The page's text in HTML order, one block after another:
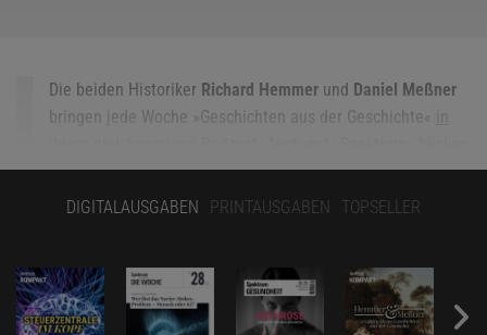
Die beiden Historiker Richard Hemmer und Daniel Meßner
bringen jede Woche »Geschichten aus der Geschichte«
sie mit ihrer Kolumne in die Vergangenheit und erhellen,
warum die Dinge heute so sind, wie sie sind.
Als Christina von Dänemark dem wahrscheinlich besten
Porträtisten ihrer Zeit gegenübersaß, war sie Tochter eines
DIGITALAUSGABEN PRINTAUSGABEN TOPSELLER